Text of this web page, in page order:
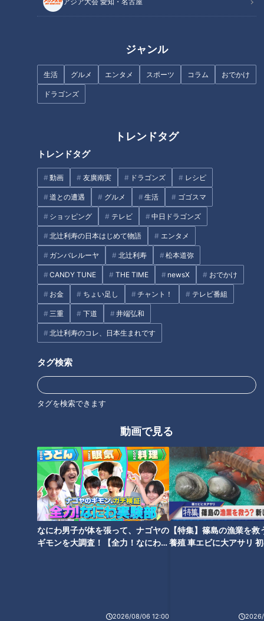
ジャンル
生活 グルメ エンタメ スポーツ コラム おでかけ
ドラゴンズ
トレンドタグ
トレンドタグ
動画 友廣南実 ドラゴンズ レシピ
道との遭遇 グルメ 生活 ゴゴスマ
ショッピング テレビ 中日ドラゴンズ
北辻利寿の日本はじめて物語 エンタメ
ガンバレルーヤ 北辻利寿 松本道弥
CANDY TUNE THE TIME newsX おでかけ
お金 ちょい足し チャント！ テレビ番組
三重 下道 井端弘和
北辻利寿のコレ、日本生まれです
タグ検索
タグを検索できます
動画で見る
なにわ男子が体を張って、ナゴヤの
ギモンを大調査！【全力！なにわ実
2026/08/06 12:00
【特集】篠島の漁業を救
養殖 車エビに大アサリ
侍ジャパンとの“戦（いく
さ）”で見えた！立浪ドラゴンズ
２０２３開幕オーダーの姿
立浪竜投打の柱に10の質問！小
関東の竜党もスタンバイＯＫ！
井上ドラゴンズ逆襲の開幕へ
「マスドラ会」熱く燃える
ペナントレース後半戦！ドラゴ
ンズの夏を熱くする漢たち石橋
康太！松坂大輔！柳裕也！に熱
視線
タグ
スポーツ 中日ドラゴンズ コラム ドラゴンズ会
オススメ関連コンテンツ
校No.1左腕 吉田聖弥投手と高橋
幸佑投手の意外な共通点とその
急成長に迫る！
爪を研ぐ・野手編～待ったなし
３選手への熱き期待～
竜（ドラゴンズ）は秋の沖縄で
竜のドラフト６位右腕がヤバ